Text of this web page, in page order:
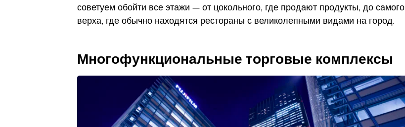
советуем обойти все этажи — от цокольного, где продают продукты, до самого
верха, где обычно находятся рестораны с великолепными видами на город.
Многофункциональные торговые комплексы